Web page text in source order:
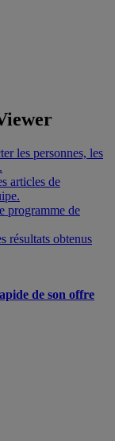
les personnes, les
articles de
programme de
résultats obtenus
de son offre